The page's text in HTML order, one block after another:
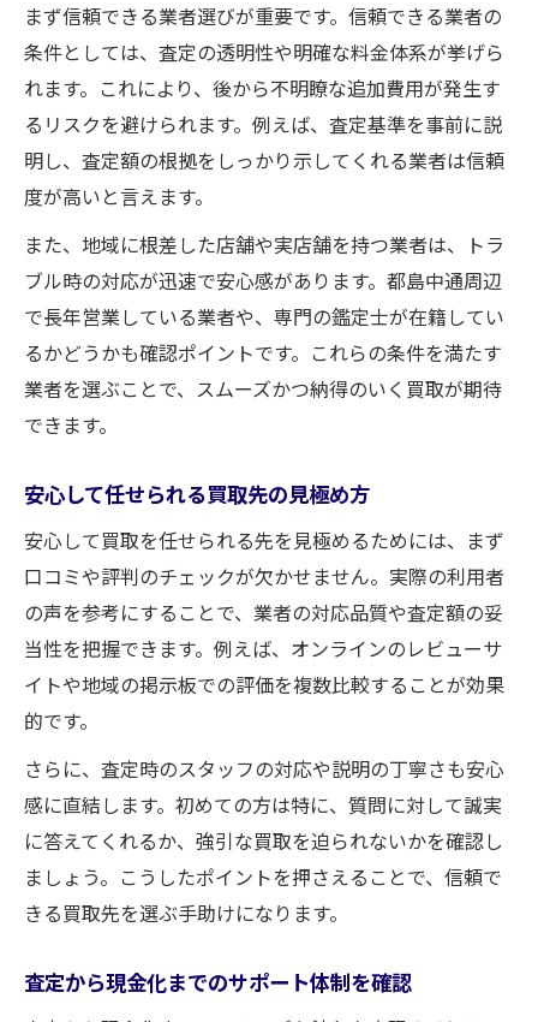
まず信頼できる業者選びが重要です。信頼できる業者の
条件としては、査定の透明性や明確な料金体系が挙げら
れます。これにより、後から不明瞭な追加費用が発生す
るリスクを避けられます。例えば、査定基準を事前に説
明し、査定額の根拠をしっかり示してくれる業者は信頼
度が高いと言えます。
また、地域に根差した店舗や実店舗を持つ業者は、トラ
ブル時の対応が迅速で安心感があります。都島中通周辺
で長年営業している業者や、専門の鑑定士が在籍してい
るかどうかも確認ポイントです。これらの条件を満たす
業者を選ぶことで、スムーズかつ納得のいく買取が期待
できます。
安心して任せられる買取先の見極め方
安心して買取を任せられる先を見極めるためには、まず
口コミや評判のチェックが欠かせません。実際の利用者
の声を参考にすることで、業者の対応品質や査定額の妥
当性を把握できます。例えば、オンラインのレビューサ
イトや地域の掲示板での評価を複数比較することが効果
的です。
さらに、査定時のスタッフの対応や説明の丁寧さも安心
感に直結します。初めての方は特に、質問に対して誠実
に答えてくれるか、強引な買取を迫られないかを確認し
ましょう。こうしたポイントを押さえることで、信頼で
きる買取先を選ぶ手助けになります。
査定から現金化までのサポート体制を確認